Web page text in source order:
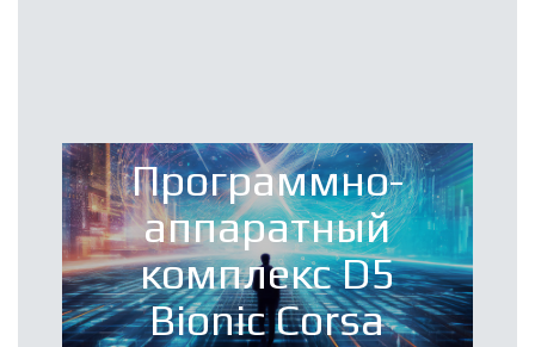
Программно-
аппаратный
комплекс D5
Bionic Corsa